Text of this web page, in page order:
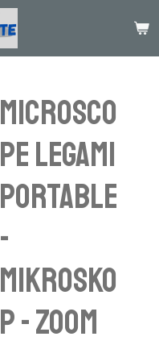
Microsco
pe Legami
Portable
-
Mikrosko
p - zoom